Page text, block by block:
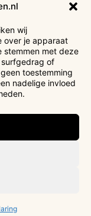
wij
over je apparaat
stemmen met deze
of
toestemming
nadelige invloed